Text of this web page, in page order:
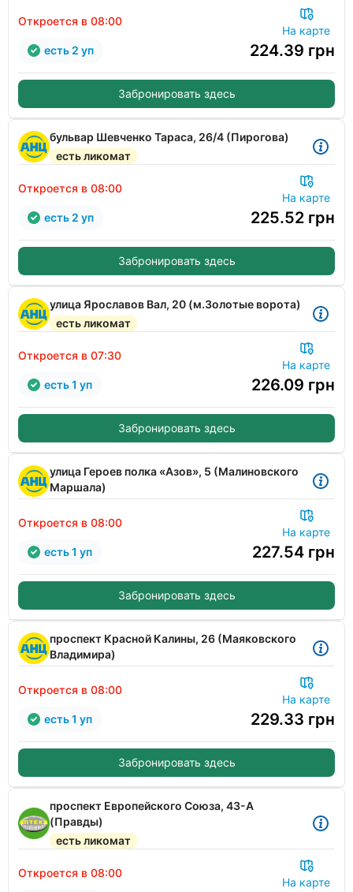
Откроется в 08:00
На карте
224.39 грн
есть 2 уп
Забронировать здесь
бульвар Шевченко Тараса, 26/4 (Пирогова)
есть ликомат
Откроется в 08:00
На карте
225.52 грн
есть 2 уп
Забронировать здесь
улица Ярославов Вал, 20 (м.Золотые ворота)
есть ликомат
Откроется в 07:30
На карте
226.09 грн
есть 1 уп
Забронировать здесь
улица Героев полка «Азов», 5 (Малиновского
Маршала)
Откроется в 08:00
На карте
227.54 грн
есть 1 уп
Забронировать здесь
проспект Красной Калины, 26 (Маяковского
Владимира)
Откроется в 08:00
На карте
229.33 грн
есть 1 уп
Забронировать здесь
проспект Европейского Союза, 43-А
(Правды)
есть ликомат
Откроется в 08:00
На карте